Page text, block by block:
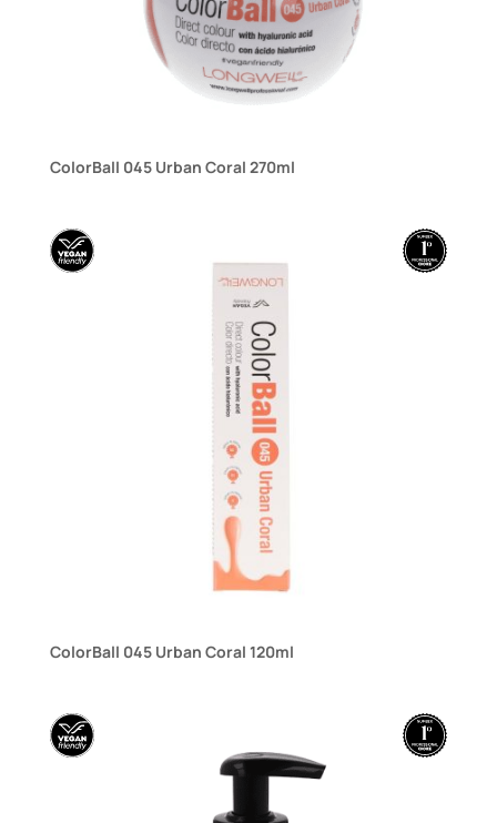
ColorBall 045 Urban Coral 270ml
ColorBall 045 Urban Coral 120ml